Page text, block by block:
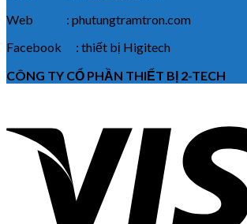
Web : phutungtramtron.com
Facebook : thiết bị Higitech
CÔNG TY CỔ PHẦN THIẾT BỊ 2-TECH